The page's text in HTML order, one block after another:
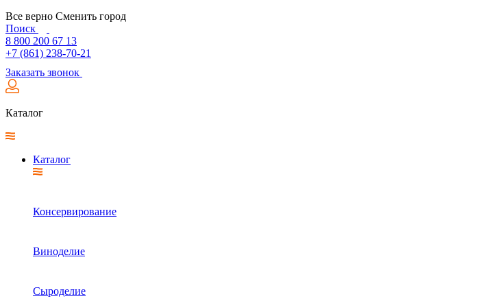
Все верно Сменить город
Поиск
8 800 200 67 13
+7 (861) 238-70-21
Заказать звонок
Каталог
Каталог
Консервирование
Виноделие
Сыроделие